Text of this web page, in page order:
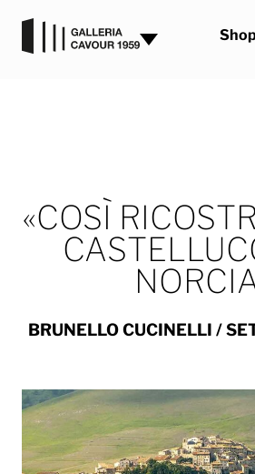
«COSÌ
BRUNELLO CUCINELLI /